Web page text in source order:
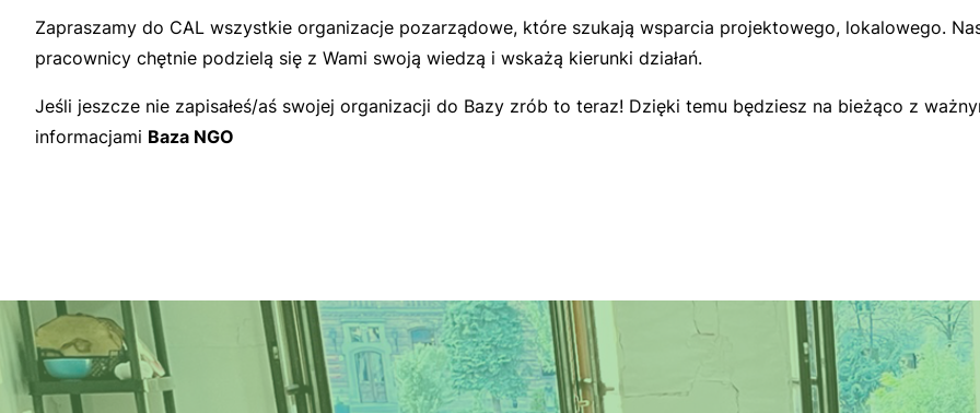
Zapraszamy do CAL wszystkie organizacje pozarządowe, które szukają wsparcia projektowego, lokalowego.
pracownicy chętnie podzielą się z Wami swoją wiedzą i wskażą kierunki działań.
Jeśli jeszcze nie zapisałeś/aś swojej organizacji do Bazy zrób to teraz! Dzięki temu będziesz na bieżąco z
informacjami Baza NGO